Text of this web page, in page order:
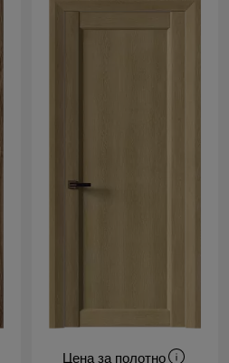
Цена за полотно